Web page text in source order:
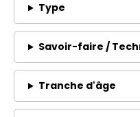
Type
Savoir-faire /
Tranche d'âge